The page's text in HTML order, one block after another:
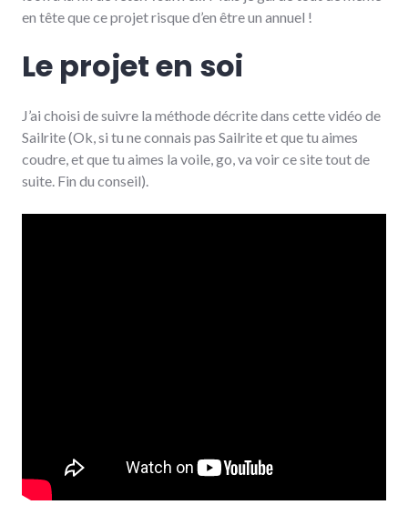
en tête que ce projet risque d’en être un annuel­­ !
Le projet en soi
J’ai choisi de suivre la méthode décrite dans cette vidéo de
Sailrite (Ok, si tu ne connais pas Sailrite et que tu aimes
coudre, et que tu aimes la voile, go, va voir ce site tout de
suite. Fin du conseil).